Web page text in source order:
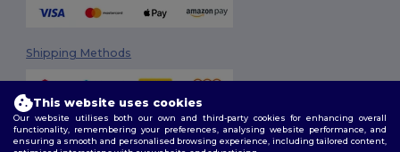
Shipping Methods
This website uses cookies
Our website utilises both our own and third-party cookies for enhancing overall
functionality, remembering your preferences, analysing website performance, and
ensuring a smooth and personalised browsing experience, including tailored content,